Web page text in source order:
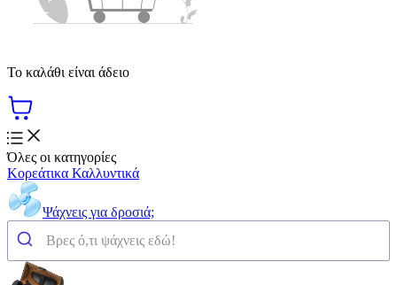
Το καλάθι είναι άδειο
Όλες οι κατηγορίες
Κορεάτικα Καλλυντικά
Ψάχνεις για δροσιά;